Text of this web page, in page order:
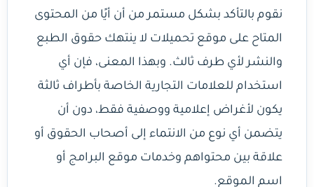
نقوم بالتأكد بشكل مستمر من أن أيًا من المحتوى
المتاح على موقع تحميلات لا ينتهك حقوق الطبع
والنشر لأي طرف ثالث. وبهذا المعنى، فإن أي
استخدام للعلامات التجارية الخاصة بأطراف ثالثة
يكون لأغراض إعلامية ووصفية فقط، دون أن
يتضمن أي نوع من الانتماء إلى أصحاب الحقوق أو
علاقة بين محتواهم وخدمات موقع البرامج أو
اسم الموقع.